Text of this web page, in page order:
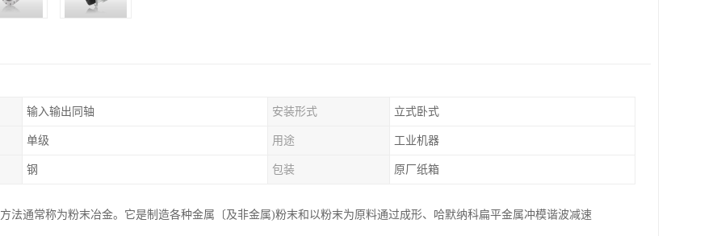
输入输出同轴 安装形式 立式卧式
单级 用途 工业机器
钢 包装 原厂纸箱
法通常称为粉末冶金。它是制造各种金属〔及非金属)粉末和以粉末为原料通过成形、哈默纳科扁平金属冲模谐波减速